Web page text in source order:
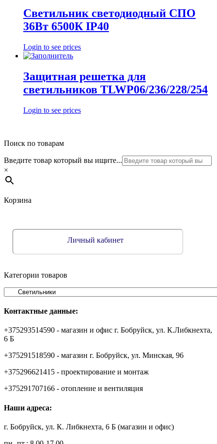
Светильник светодиодный СПО
36Вт 6500К IP40
Login to see prices
Защитная решетка для
светильников TLWP06/236/228/254
Login to see prices
Поиск по товарам
Введите товар который вы ищите...
×
Корзина
Личный кабинет
Категории товаров
Контактные данные:
+375293514590 - магазин и офис г. Бобруйск, ул. К.Либкнехта,
6 Б
+375291518590 - магазин г. Бобруйск, ул. Минская, 96
+375296621415 - проектирование и монтаж
+375291707166 - отопление и вентиляция
Наши адреса:
г. Бобруйск, ул. К. Либкнехта, 6 Б (магазин и офис)